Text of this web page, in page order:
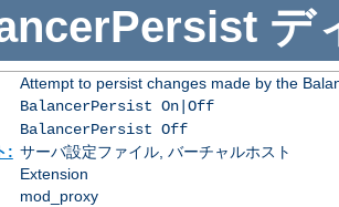
デ
Attempt to persist changes made by the
BalancerPersist On|Off
BalancerPersist Off
: サーバ設定ファイル, バーチャルホスト
Extension
mod_proxy